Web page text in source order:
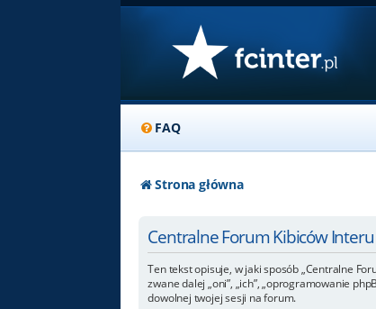
FAQ
Strona główna
Centralne Forum Kibiców
Ten tekst opisuje, w jaki sposób „Centralne
zwane dalej „oni”, „ich”, „oprogramowanie
dowolnej twojej sesji na forum.